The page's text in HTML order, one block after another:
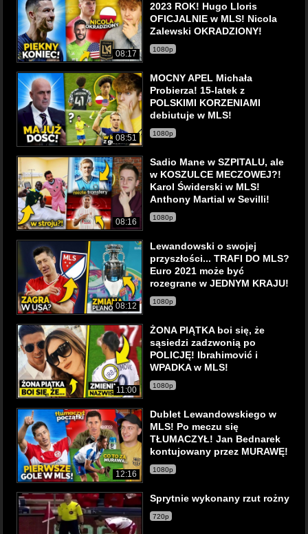
08:17
2023 ROK! Hugo Lloris
OFICJALNIE w MLS! Nicola
Zalewski OKRADZIONY!
1080p
08:51
MOCNY APEL Michała
Probierza! 15-latek z
POLSKIMI KORZENIAMI
debiutuje w MLS!
1080p
08:16
Sadio Mane w SZPITALU, ale
w KOSZULCE MECZOWEJ?!
Karol Świderski w MLS!
Anthony Martial w Sevilli!
1080p
08:12
Lewandowski o swojej
przyszłości... TRAFI DO MLS?
Euro 2021 może być
rozegrane w JEDNYM KRAJU!
1080p
11:00
ŻONA PIĄTKA boi się, że
sąsiedzi zadzwonią po
POLICJĘ! Ibrahimović i
WPADKA w MLS!
1080p
12:16
Dublet Lewandowskiego w
MLS! Po meczu się
TŁUMACZYŁ! Jan Bednarek
kontujowany przez MURAWĘ!
1080p
Sprytnie wykonany rzut rożny
720p